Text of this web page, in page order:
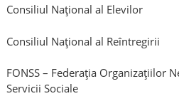
Consiliul Național al Elevilor
Consiliul Naţional al Reîntregirii
FONSS – Federația Organizațiilor
Servicii Sociale